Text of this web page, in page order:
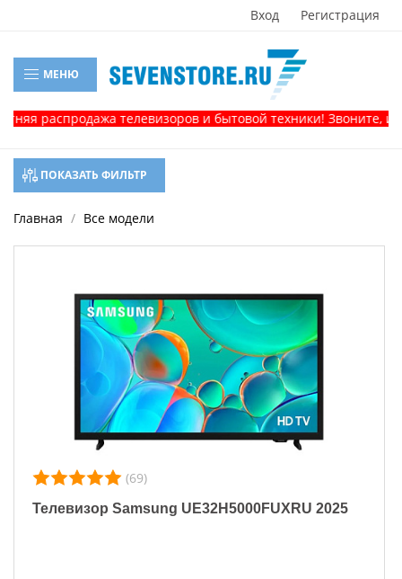
Вход Регистрация
МЕНЮ
телевизоров и бытовой техники! Звоните, и
ПОКАЗАТЬ ФИЛЬТР
Главная Все модели
(69)
Телевизор Samsung UE32H5000FUXRU 2025